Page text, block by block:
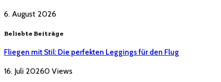
6. August 2026
Beliebte Beiträge
Fliegen mit Stil: Die perfekten Leggings für den Flug
16. Juli 20260 Views